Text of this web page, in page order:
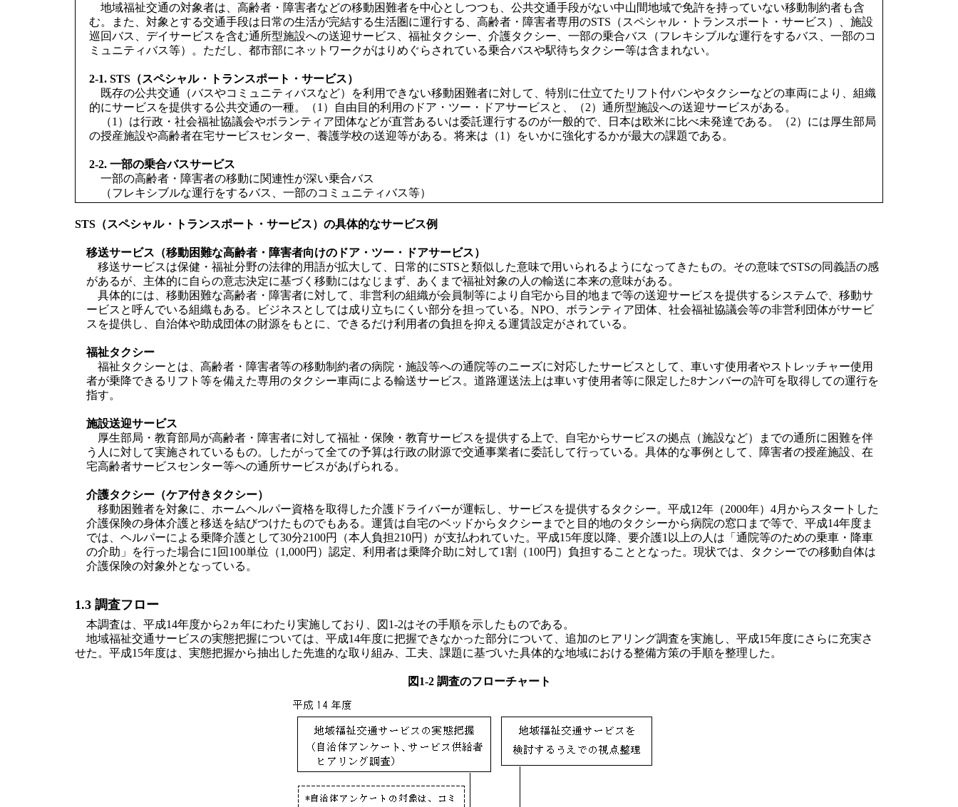
地域福祉交通の対象者は、高齢者・障害者などの移動困難者を中心としつつも、公共交通手段がない中山間地域で免許を持っていない移動制約者も含
む。また、対象とする交通手段は日常の生活が完結する生活圏に運行する、高齢者・障害者専用のSTS（スペシャル・トランスポート・サービス）、施設
巡回バス、デイサービスを含む通所型施設への送迎サービス、福祉タクシー、介護タクシー、一部の乗合バス（フレキシブルな運行をするバス、一部のコ
ミュニティバス等）。ただし、都市部にネットワークがはりめぐらされている乗合バスや駅待ちタクシー等は含まれない。
2-1. STS（スペシャル・トランスポート・サービス）
既存の公共交通（バスやコミュニティバスなど）を利用できない移動困難者に対して、特別に仕立てたリフト付バンやタクシーなどの車両により、組織
的にサービスを提供する公共交通の一種。（1）自由目的利用のドア・ツー・ドアサービスと、（2）通所型施設への送迎サービスがある。
（1）は行政・社会福祉協議会やボランティア団体などが直営あるいは委託運行するのが一般的で、日本は欧米に比べ未発達である。（2）には厚生部局
の授産施設や高齢者在宅サービスセンター、養護学校の送迎等がある。将来は（1）をいかに強化するかが最大の課題である。
2-2. 一部の乗合バスサービス
一部の高齢者・障害者の移動に関連性が深い乗合バス
（フレキシブルな運行をするバス、一部のコミュニティバス等）
STS（スペシャル・トランスポート・サービス）の具体的なサービス例
移送サービス（移動困難な高齢者・障害者向けのドア・ツー・ドアサービス）
移送サービスは保健・福祉分野の法律的用語が拡大して、日常的にSTSと類似した意味で用いられるようになってきたもの。その意味でSTSの同義語の感
があるが、主体的に自らの意志決定に基づく移動にはなじまず、あくまで福祉対象の人の輸送に本来の意味がある。
具体的には、移動困難な高齢者・障害者に対して、非営利の組織が会員制等により自宅から目的地まで等の送迎サービスを提供するシステムで、移動サ
ービスと呼んでいる組織もある。ビジネスとしては成り立ちにくい部分を担っている。NPO、ボランティア団体、社会福祉協議会等の非営利団体がサービ
スを提供し、自治体や助成団体の財源をもとに、できるだけ利用者の負担を抑える運賃設定がされている。
福祉タクシー
福祉タクシーとは、高齢者・障害者等の移動制約者の病院・施設等への通院等のニーズに対応したサービスとして、車いす使用者やストレッチャー使用
者が乗降できるリフト等を備えた専用のタクシー車両による輸送サービス。道路運送法上は車いす使用者等に限定した8ナンバーの許可を取得しての運行を
指す。
施設送迎サービス
厚生部局・教育部局が高齢者・障害者に対して福祉・保険・教育サービスを提供する上で、自宅からサービスの拠点（施設など）までの通所に困難を伴
う人に対して実施されているもの。したがって全ての予算は行政の財源で交通事業者に委託して行っている。具体的な事例として、障害者の授産施設、在
宅高齢者サービスセンター等への通所サービスがあげられる。
介護タクシー（ケア付きタクシー）
移動困難者を対象に、ホームヘルパー資格を取得した介護ドライバーが運転し、サービスを提供するタクシー。平成12年（2000年）4月からスタートした
介護保険の身体介護と移送を結びつけたものでもある。運賃は自宅のベッドからタクシーまでと目的地のタクシーから病院の窓口まで等で、平成14年度ま
では、ヘルパーによる乗降介護として30分2100円（本人負担210円）が支払われていた。平成15年度以降、要介護1以上の人は「通院等のための乗車・降車
の介助」を行った場合に1回100単位（1,000円）認定、利用者は乗降介助に対して1割（100円）負担することとなった。現状では、タクシーでの移動自体は
介護保険の対象外となっている。
1.3 調査フロー
本調査は、平成14年度から2ヵ年にわたり実施しており、図1-2はその手順を示したものである。
地域福祉交通サービスの実態把握については、平成14年度に把握できなかった部分について、追加のヒアリング調査を実施し、平成15年度にさらに充実さ
せた。平成15年度は、実態把握から抽出した先進的な取り組み、工夫、課題に基づいた具体的な地域における整備方策の手順を整理した。
図1-2 調査のフローチャート